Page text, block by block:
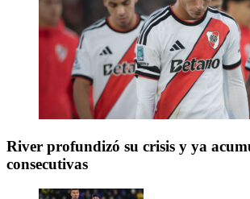
River profundizó su crisis y ya
consecutivas